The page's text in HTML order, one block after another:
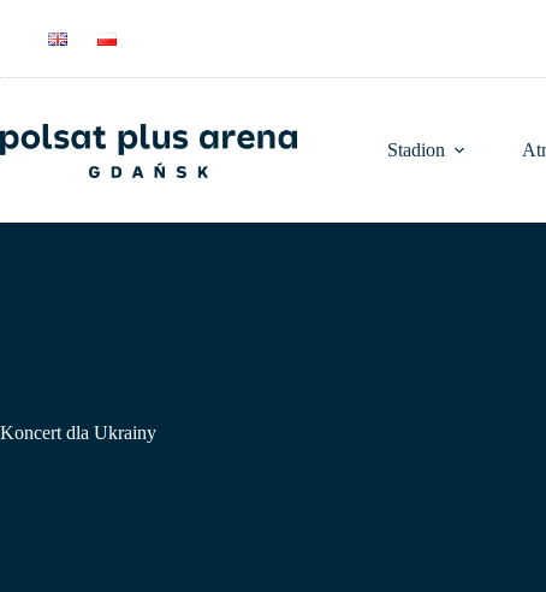
Stadion
Koncert dla Ukrainy